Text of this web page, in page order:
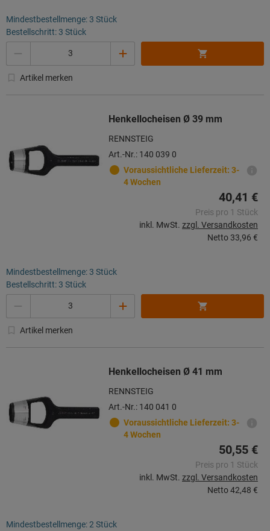
Mindestbestellmenge: 3 Stück
Bestellschritt: 3 Stück
Artikel merken
Henkellocheisen Ø 39 mm
RENNSTEIG
Art.-Nr.: 140 039 0
Voraussichtliche Lieferzeit: 3-
4 Wochen
40,41 €
Preis pro 1 Stück
inkl. MwSt. zzgl. Versandkosten
Netto 33,96 €
Mindestbestellmenge: 3 Stück
Bestellschritt: 3 Stück
Artikel merken
Henkellocheisen Ø 41 mm
RENNSTEIG
Art.-Nr.: 140 041 0
Voraussichtliche Lieferzeit: 3-
4 Wochen
50,55 €
Preis pro 1 Stück
inkl. MwSt. zzgl. Versandkosten
Netto42,48 €
Mindestbestellmenge: 2 Stück